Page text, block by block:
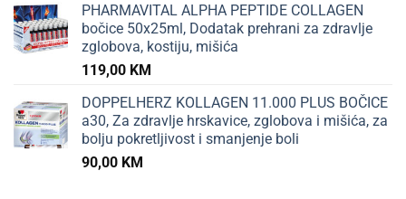
PHARMAVITAL ALPHA PEPTIDE COLLAGEN
bočice 50x25ml, Dodatak prehrani za zdravlje
zglobova, kostiju, mišića
119,00 KM
DOPPELHERZ KOLLAGEN 11.000 PLUS BOČICE
a30, Za zdravlje hrskavice, zglobova i mišića, za
bolju pokretljivost i smanjenje boli
90,00 KM